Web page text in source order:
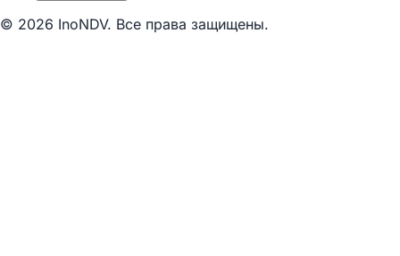
© 2026 InoNDV. Все права защищены.